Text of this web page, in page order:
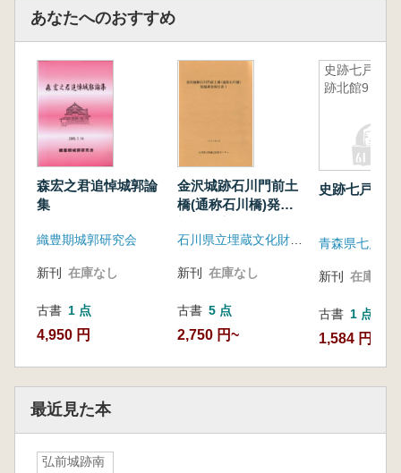
あなたへのおすすめ
森宏之君追悼城郭論
集
織豊期城郭研究会
新刊 在庫なし
古書 1 点
4,950 円
金沢城跡石川門前土
橋(通称石川橋)発掘
石川県立埋蔵文化財センター
新刊 在庫なし
古書 5 点
2,750 円~
史跡七戸城
跡北館9
史跡七戸城
新刊 在庫なし
古書 1 点
1,584 円
最近見た本
弘前城跡南